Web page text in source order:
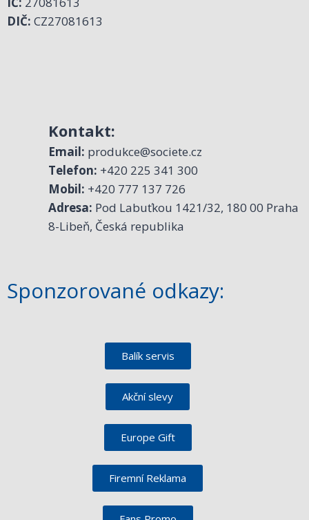
DIČ: CZ27081613
Kontakt:
Email: produkce@societe.cz
Telefon: +420 225 341 300
Mobil: +420 777 137 726
Adresa: Pod Labuťkou 1421/32, 180 00 Praha
8-Libeň, Česká republika
Sponzorované odkazy:
Balík servis
Akční slevy
Europe Gift
Firemní Reklama